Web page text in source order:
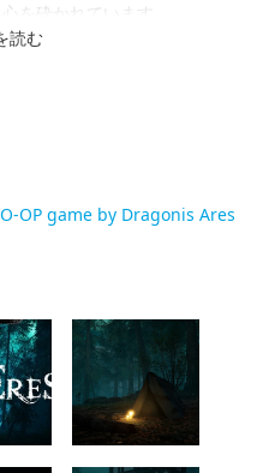
を砕かれています。
読む
OP game by Dragonis Ares